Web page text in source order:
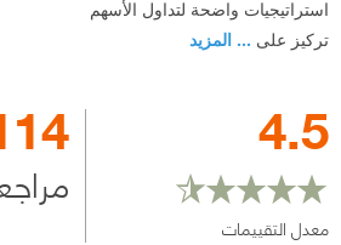
استراتيجيات واضحة لتداول الأسهم
تركيز على ... المزيد
4.5
معدل التقييمات